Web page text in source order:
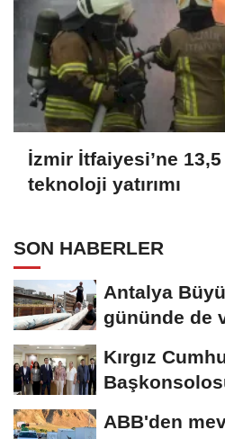
İzmir İtfaiyesi’ne
teknoloji yatırımı
SON HABERLER
Antalya
gününde de
Kırgız
ABB'den